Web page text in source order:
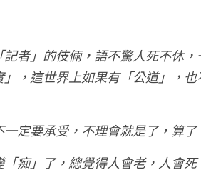
者」的伎倆，語不驚人死不休
，這世界上如果有「公道」，也
定要承受，不理會就是了，算了
痴」了，總覺得人會老，人會